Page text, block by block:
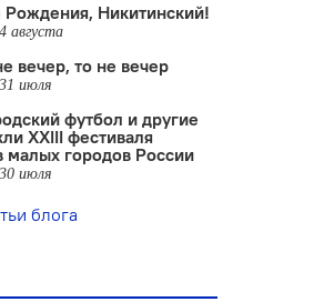
Никитинский!
августа
вечер, то не вечер
июля
футбол и другие
XXIII фестиваля
малых городов России
июля
блога